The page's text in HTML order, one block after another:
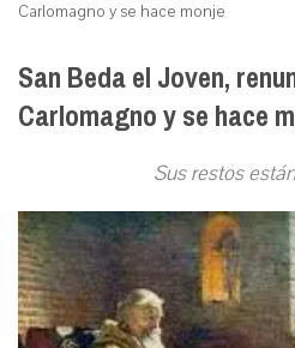
Carlomagno y se hace monje
San Beda el Joven,
Carlomagno y se hace
Sus restos